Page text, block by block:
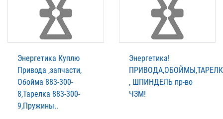
Энергетика Куплю
Привода ,запчасти,
Обойма 883-300-
8,Тарелка 883-300-
9,Пружины..
Энергетика!
, ШПИНДЕЛЬ пр-во
ЧЗМ!